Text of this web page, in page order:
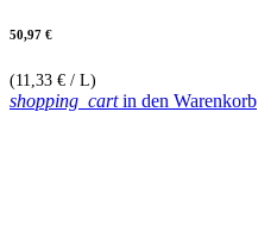
50,97 €
(11,33 € / L)
shopping_cartin den Warenkorb